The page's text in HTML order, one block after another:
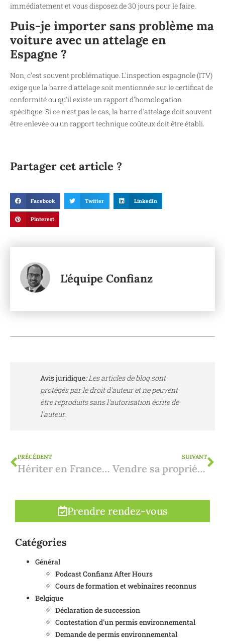
immédiatement et vous disposez de 30 jours pour le faire.
Puis-je importer sans problème ma
voiture avec un attelage en
Espagne ?
Non, c'est souvent problématique. L'inspection espagnole (ITV)
exige que la barre d'attelage soit mentionnée sur le certificat de
conformité ou qu'il existe un rapport d'homologation
spécifique. Si ce n'est pas le cas, la barre d'attelage doit souvent
être enlevée ou un rapport technique coûteux doit être établi.
Partager cet article ?
Facebook Twitter LinkedIn
Pinterest
L'équipe Confianz
Avis juridique:Les articles de blog sont
protégés par le droit d'auteur et ne peuvent
être reproduits sans l'autorisation écrite de
l'auteur.
PRÉCÉDENT
Hériter en France : droit et fiscalité des successions
SUIVANT
Vendre sa propriété en Espagne : comment commencer ?
Prendre rendez-vous
Catégories
Général
Podcast Confianz After Hours
Cours de formation et webinaires reconnus
Belgique
Déclaration de succession
Contestation d'un permis environnemental
Demande de permis environnemental